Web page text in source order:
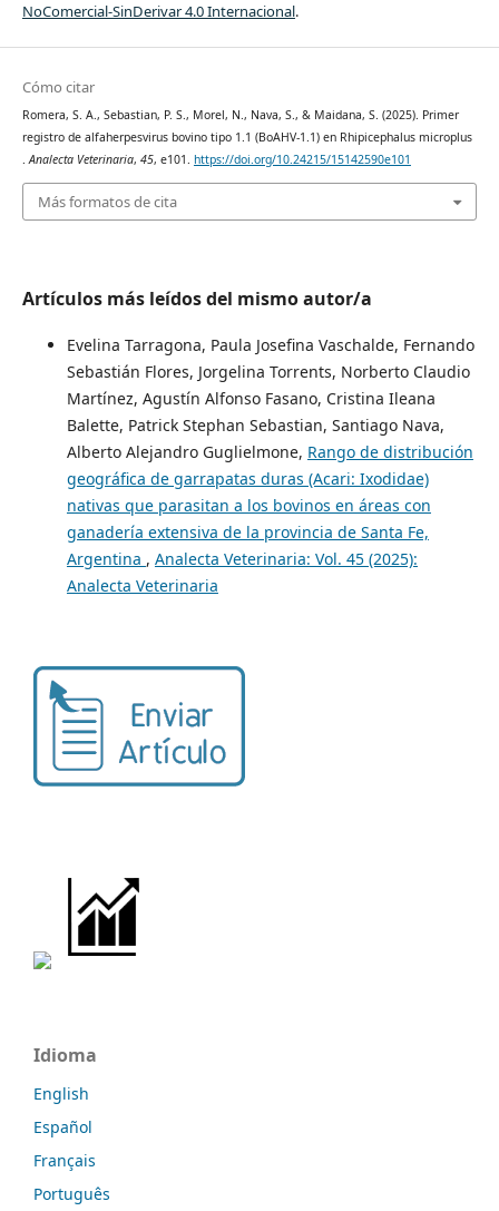
NoComercial-SinDerivar 4.0 Internacional.
Cómo citar
Romera, S. A., Sebastian, P. S., Morel, N., Nava, S., & Maidana, S. (2025). Primer
registro de alfaherpesvirus bovino tipo 1.1 (BoAHV-1.1) en Rhipicephalus microplus
.Analecta Veterinaria, 45, e101. https://doi.org/10.24215/15142590e101
Más formatos de cita
Artículos más leídos del mismo autor/a
Evelina Tarragona, Paula Josefina Vaschalde, Fernando
Sebastián Flores, Jorgelina Torrents, Norberto Claudio
Martínez, Agustín Alfonso Fasano, Cristina Ileana
Balette, Patrick Stephan Sebastian, Santiago Nava,
Alberto Alejandro Guglielmone, Rango de distribución
geográfica de garrapatas duras (Acari: Ixodidae)
nativas que parasitan a los bovinos en áreas con
ganadería extensiva de la provincia de Santa Fe,
Argentina , Analecta Veterinaria: Vol. 45 (2025):
Analecta Veterinaria
Idioma
English
Español
Français
Português